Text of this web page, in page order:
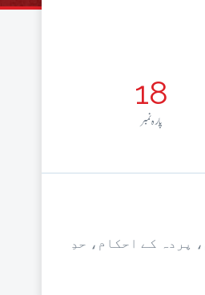
18
پارہ نمبر
پردہ کے احکام، حدِ